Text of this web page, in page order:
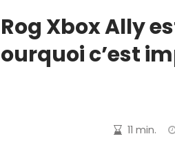
Xbox Ally
c’est
11 min.